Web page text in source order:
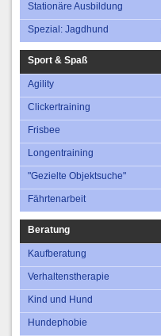
Stationäre Ausbildung
Spezial: Jagdhund
Sport & Spaß
Agility
Clickertraining
Frisbee
Longentraining
"Gezielte Objektsuche"
Fährtenarbeit
Beratung
Kaufberatung
Verhaltenstherapie
Kind und Hund
Hundephobie